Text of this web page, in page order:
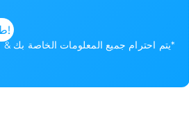
*يتم احترام جميع المعلومات الخاصة بك